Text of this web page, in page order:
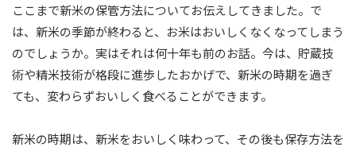
ここまで新米の保管方法についてお伝えしてきました。で
は、新米の季節が終わると、お米はおいしくなくなってしまう
のでしょうか。実はそれは何十年も前のお話。今は、貯蔵技
術や精米技術が格段に進歩したおかげで、新米の時期を過ぎ
ても、変わらずおいしく食べることができます。
新米の時期は、新米をおいしく味わって、その後も保存方法を